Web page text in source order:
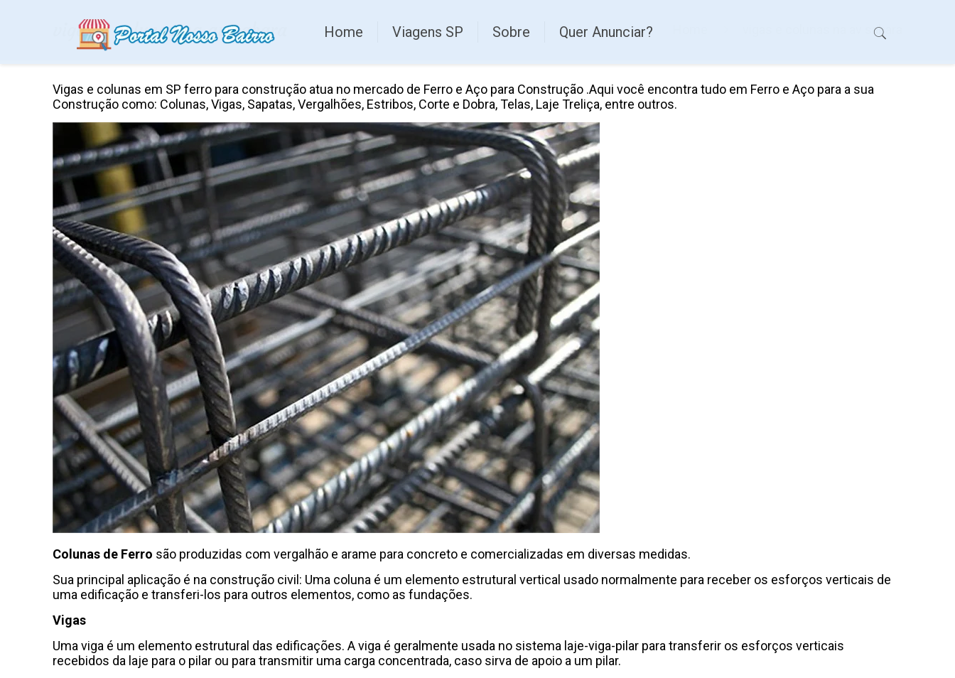
Home Viagens SP Sobre Quer Anunciar?
vigas e colunas na av sabara vigas e colunas na av sabara
Vigas e colunas em SP ferro para construção atua no mercado de Ferro e Aço para Construção .Aqui você encontra tudo em Ferro e Aço para a sua
Construção como: Colunas, Vigas, Sapatas, Vergalhões, Estribos, Corte e Dobra, Telas, Laje Treliça, entre outros.
Colunas de Ferro são produzidas com vergalhão e arame para concreto e comercializadas em diversas medidas.
Sua principal aplicação é na construção civil: Uma coluna é um elemento estrutural vertical usado normalmente para receber os esforços verticais de
uma edificação e transferi-los para outros elementos, como as fundações.
Vigas
Uma viga é um elemento estrutural das edificações. A viga é geralmente usada no sistema laje-viga-pilar para transferir os esforços verticais
recebidos da laje para o pilar ou para transmitir uma carga concentrada, caso sirva de apoio a um pilar.